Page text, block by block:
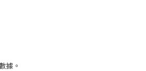
據。